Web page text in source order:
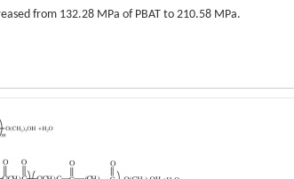
from 132.28 MPa of PBAT to 210.58 MPa.